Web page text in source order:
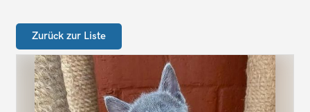
Zurück zur Liste